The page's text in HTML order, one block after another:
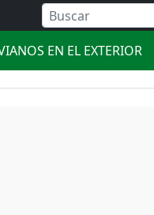
EN EL EXTERIOR